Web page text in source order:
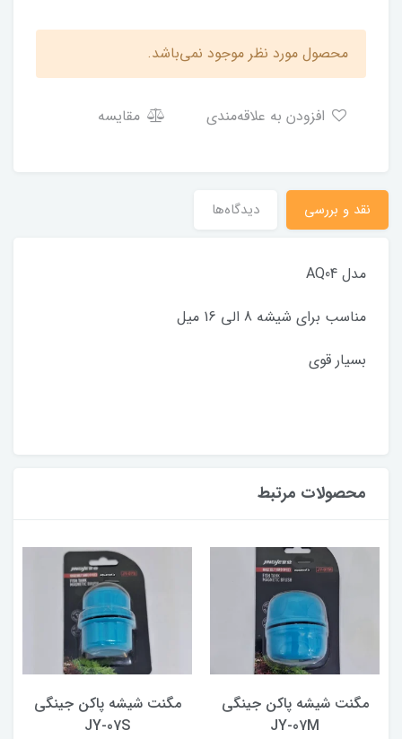
محصول مورد نظر موجود نمی‌باشد.
مقایسه
نقد و بررسی دیدگاه‌ها
مدل AQ04
مناسب برای شیشه 8 الی 16 میل
بسیار قوی
محصولات مرتبط
مگنت شیشه پاکن جینگی
JY-07M
مگنت شیشه پاکن جینگی
JY-07S